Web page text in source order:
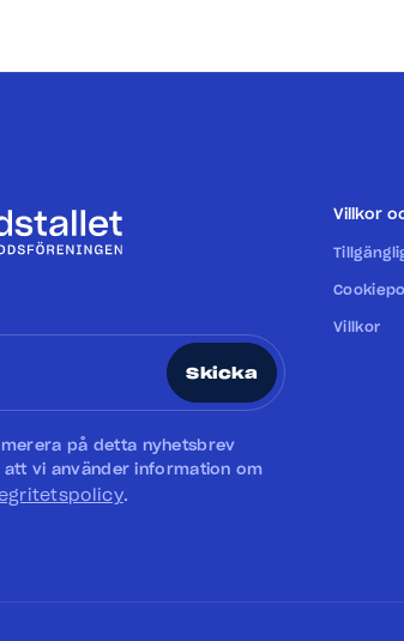
Skicka
på detta nyhetsbrev
vi använder information om
.
Villkor
Villkor